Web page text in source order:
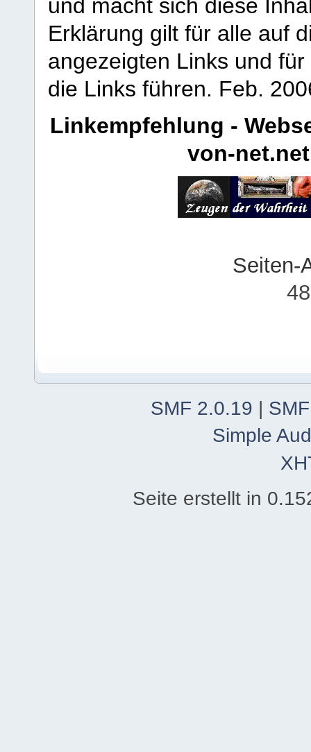
und macht sich diese
Erklärung gilt für alle auf
angezeigten Links und
die Links führen. Feb.
Linkempfehlung -
von-net.net
Seiten-
SMF 2.0.19 |
Simple
Seite erstellt in